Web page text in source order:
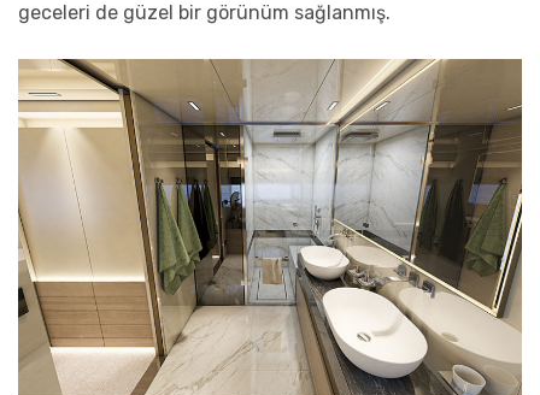
geceleri de güzel bir görünüm sağlanmış.